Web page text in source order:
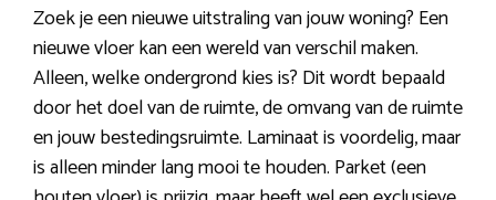
Zoek je een nieuwe uitstraling van jouw woning? Een
nieuwe vloer kan een wereld van verschil maken.
Alleen, welke ondergrond kies is? Dit wordt bepaald
door het doel van de ruimte, de omvang van de ruimte
en jouw bestedingsruimte. Laminaat is voordelig, maar
is alleen minder lang mooi te houden. Parket (een